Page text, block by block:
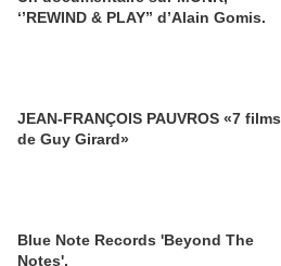
‘’REWIND & PLAY’’ d’Alain Gomis.
JEAN-FRANÇOIS PAUVROS «7 films
de Guy Girard»
Blue Note Records 'Beyond The
Notes'.